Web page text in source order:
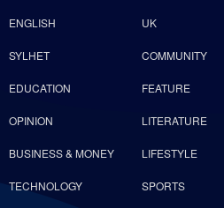
ENGLISH UK
SYLHET COMMUNITY
EDUCATION FEATURE
OPINION LITERATURE
BUSINESS & MONEY LIFESTYLE
TECHNOLOGY SPORTS